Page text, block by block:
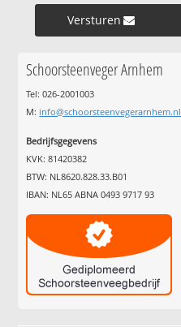
Versturen »
Schoorsteenveger Arnhem
Tel: 026-2001003
M: info@schoorsteenvegerarnhem.nl
Bedrijfsgegevens
KVK: 81420382
BTW: NL8620.828.33.B01
IBAN: NL65 ABNA 0493 9717 93